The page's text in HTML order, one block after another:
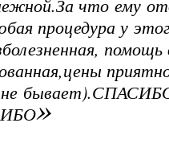
что ему
процедура у
помощь
не»